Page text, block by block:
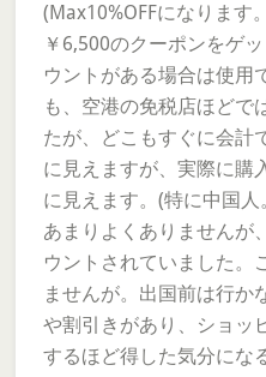
(Max10%OFFになります
￥6,500のクーポンをゲ
ウントがある場合は使用
も、空港の免税店ほどで
たが、どこもすぐに会計
に見えますが、実際に購
に見えます。(特に中国
あまりよくありませんが
ウントされていました。
ませんが。出国前は行か
や割引きがあり、ショッ
するほど得した気分にな